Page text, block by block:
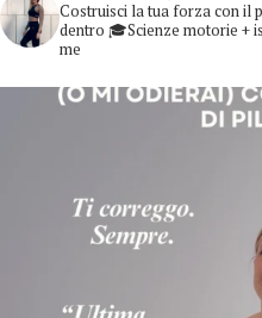
Costruisci la tua forza con il
dentro 🎓Scienze motorie +
me